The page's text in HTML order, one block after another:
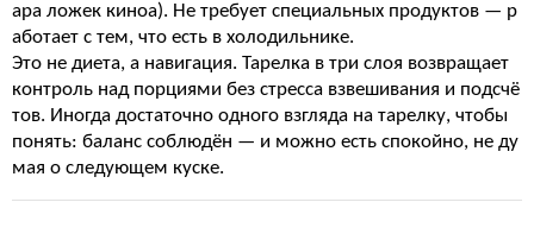
ара ложек киноа). Не требует специальных продуктов — р
аботает с тем, что есть в холодильнике.
Это не диета, а навигация. Тарелка в три слоя возвращает
контроль над порциями без стресса взвешивания и подсчё
тов. Иногда достаточно одного взгляда на тарелку, чтобы
понять: баланс соблюдён — и можно есть спокойно, не ду
мая о следующем куске.